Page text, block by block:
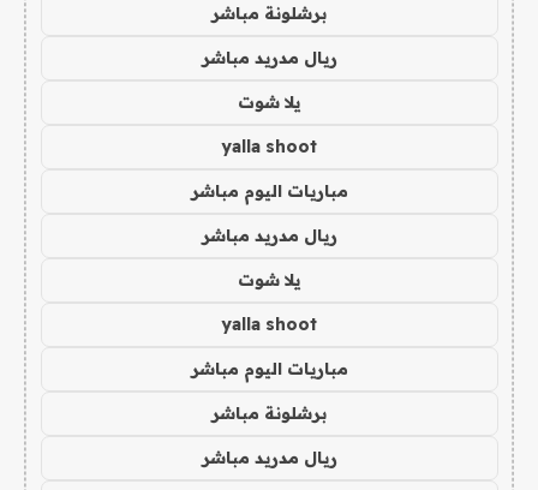
برشلونة مباشر
ريال مدريد مباشر
يلا شوت
yalla shoot
مباريات اليوم مباشر
ريال مدريد مباشر
يلا شوت
yalla shoot
مباريات اليوم مباشر
برشلونة مباشر
ريال مدريد مباشر